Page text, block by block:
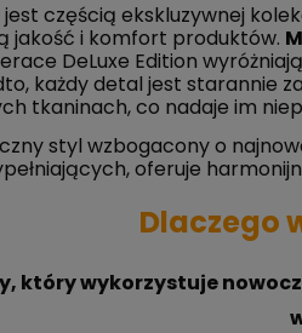
częścią ekskluzywnej
jakość i komfort produktów.
DeLuxe Edition
każdy detal jest
tkaninach, co nadaje im
styl wzbogacony o
oferuje
Dlaczego
który wykorzystuje